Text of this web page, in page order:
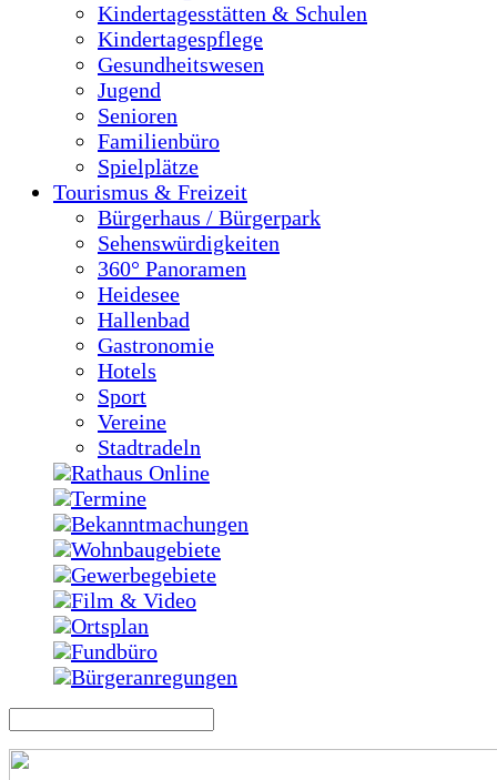
Kindertagesstätten & Schulen
Kindertagespflege
Gesundheitswesen
Jugend
Senioren
Familienbüro
Spielplätze
Tourismus & Freizeit
Bürgerhaus / Bürgerpark
Sehenswürdigkeiten
360° Panoramen
Heidesee
Hallenbad
Gastronomie
Hotels
Sport
Vereine
Stadtradeln
Rathaus Online
Termine
Bekanntmachungen
Wohnbaugebiete
Gewerbegebiete
Film & Video
Ortsplan
Fundbüro
Bürgeranregungen